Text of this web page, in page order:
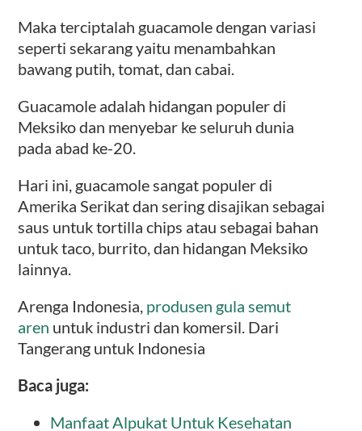
Maka terciptalah guacamole dengan variasi
seperti sekarang yaitu menambahkan
bawang putih, tomat, dan cabai.
Guacamole adalah hidangan populer di
Meksiko dan menyebar ke seluruh dunia
pada abad ke-20.
Hari ini, guacamole sangat populer di
Amerika Serikat dan sering disajikan sebagai
saus untuk tortilla chips atau sebagai bahan
untuk taco, burrito, dan hidangan Meksiko
lainnya.
Arenga Indonesia, produsen gula semut
aren untuk industri dan komersil. Dari
Tangerang untuk Indonesia
Baca juga:
Manfaat Alpukat Untuk Kesehatan